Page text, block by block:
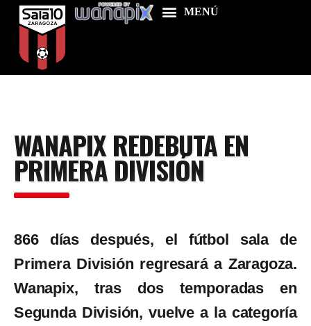
Food & Drink
Features
News
WANAPIX REDEBUTA EN
PRIMERA DIVISIÓN
866 días después, el fútbol sala de
Primera División regresará a Zaragoza.
Wanapix, tras dos temporadas en
Segunda División, vuelve a la categoría